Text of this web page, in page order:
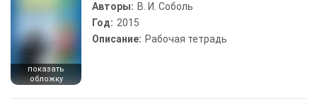
показать
обложку
Авторы: В. И. Соболь
Год: 2015
Описание: Рабочая тетрадь